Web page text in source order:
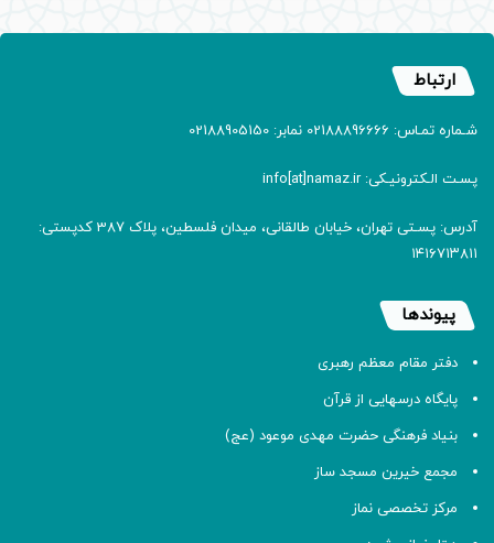
ارتباط
شـماره تمـاس: 02188896666 نمابر: 02188905150
پسـت الـکترونیـکی: info[at]namaz.ir
آدرس: پسـتی تهران، خیابان طالقانی، میدان فلسطین، پلاک 387 کدپستی:
۱۴۱۶۷۱۳۸۱۱
پیوندها
دفتر مقام معظم رهبری
پایگاه درسهایی از قرآن
بنیاد فرهنگی حضرت مهدی موعود (عج)
مجمع خیرین مسجد ساز
مرکز تخصصی نماز